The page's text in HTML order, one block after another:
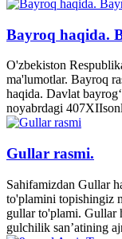
Bayroq haqida.
O'zbekiston
ma'lumotlar. Bayroq
haqida. Davlat
noyabrdagi
Gullar rasmi.
Sahifamizdan Gullar
to'plamini topishingiz
gullar to'plami. Gullar
gulchilik san’atining